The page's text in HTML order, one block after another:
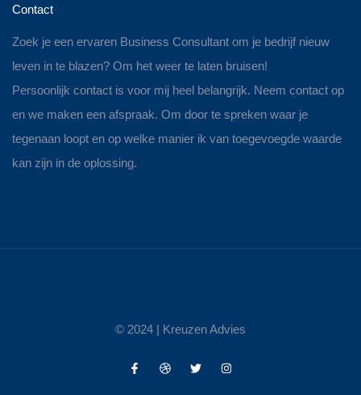
Contact
Zoek je een ervaren Business Consultant om je bedrijf nieuw
leven in te blazen? Om het weer te laten bruisen!
Persoonlijk contact is voor mij heel belangrijk. Neem contact op
en we maken een afspraak. Om door te spreken waar je
tegenaan loopt en op welke manier ik van toegevoegde waarde
kan zijn in de oplossing.
© 2024 | Kreuzen Advies